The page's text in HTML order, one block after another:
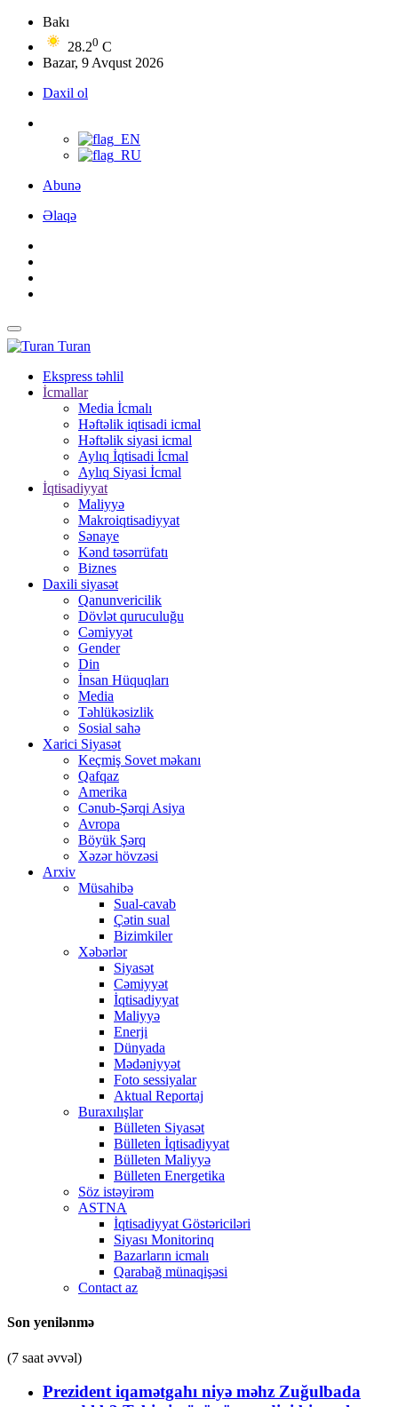
Bakı
28.20 C
Bazar, 9 Avqust 2026
Daxil ol
Abunə
Əlaqə
Turan
Ekspress təhlil
İcmallar
Media İcmalı
Həftəlik iqtisadi icmal
Həftəlik siyasi icmal
Aylıq İqtisadi İcmal
Aylıq Siyasi İcmal
İqtisadiyyat
Maliyyə
Makroiqtisadiyyat
Sənaye
Kənd təsərrüfatı
Biznes
Daxili siyasət
Qanunvericilik
Dövlət quruculuğu
Cəmiyyət
Gender
Din
İnsan Hüquqları
Media
Təhlükəsizlik
Sosial sahə
Xarici Siyasət
Keçmiş Sovet məkanı
Qafqaz
Amerika
Cənub-Şərqi Asiya
Avropa
Böyük Şərq
Xəzər hövzəsi
Arxiv
Müsahibə
Sual-cavab
Çətin sual
Bizimkiler
Xəbərlər
Siyasət
Cəmiyyət
İqtisadiyyat
Maliyyə
Enerji
Dünyada
Mədəniyyət
Foto sessiyalar
Aktual Reportaj
Buraxılışlar
Bülleten Siyasət
Bülleten İqtisadiyyat
Bülleten Maliyyə
Bülleten Energetika
Söz istəyirəm
ASTNA
İqtisadiyyat Göstəriciləri
Siyası Monitorinq
Bazarların icmalı
Qarabağ münaqişəsi
Contact az
Son yenilənmə
(7 saat əvvəl)
Prezident iqamətgahı niyə məhz Zuğulbada